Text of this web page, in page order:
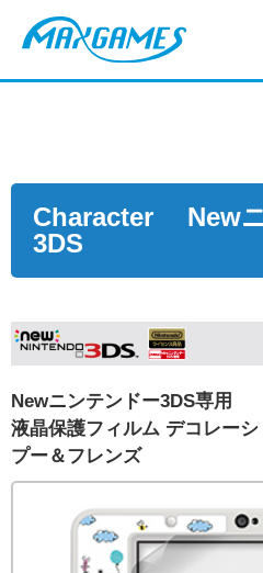
Character New
3DS
Newニンテンドー3DS専用
液晶保護フィルム デコレー
プー＆フレンズ